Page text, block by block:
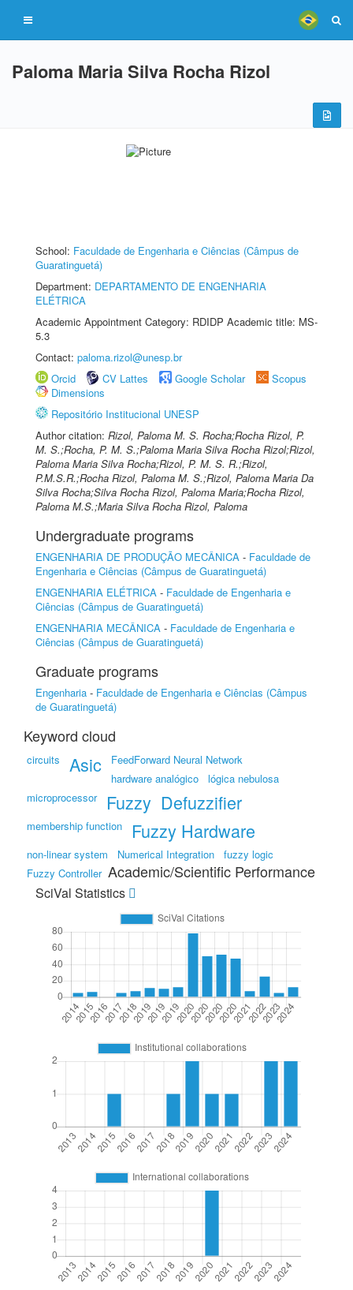
Paloma Maria Silva Rocha Rizol
School: Faculdade de Engenharia e Ciências (Câmpus de
Guaratinguetá)
Department: DEPARTAMENTO DE ENGENHARIA
ELÉTRICA
Academic Appointment Category: RDIDP Academic title: MS-
5.3
Contact: paloma.rizol@unesp.br
Orcid
CV Lattes Google Scholar
Scopus
Dimensions
Repositório Institucional UNESP
Author citation: Rizol, Paloma M. S. Rocha;Rocha Rizol, P.
M. S.;Rocha, P. M. S.;Paloma Maria Silva Rocha Rizol;Rizol,
Paloma Maria Silva Rocha;Rizol, P. M. S. R.;Rizol,
P.M.S.R.;Rocha Rizol, Paloma M. S.;Rizol, Paloma Maria Da
Silva Rocha;Silva Rocha Rizol, Paloma Maria;Rocha Rizol,
Paloma M.S.;Maria Silva Rocha Rizol, Paloma
Undergraduate programs
ENGENHARIA DE PRODUÇÃO MECÂNICA - Faculdade de
Engenharia e Ciências (Câmpus de Guaratinguetá)
ENGENHARIA ELÉTRICA - Faculdade de Engenharia e
Ciências (Câmpus de Guaratinguetá)
ENGENHARIA MECÂNICA - Faculdade de Engenharia e
Ciências (Câmpus de Guaratinguetá)
Graduate programs
Engenharia - Faculdade de Engenharia e Ciências (Câmpus
de Guaratinguetá)
Keyword cloud
circuits Asic
FeedForward Neural Network
hardware analógico
lógica nebulosa
microprocessor
Fuzzy Defuzzifier
membership function Fuzzy Hardware
non-linear system Numerical Integration
fuzzy logic
Fuzzy Controller Academic/Scientific Performance
SciVal Statistics